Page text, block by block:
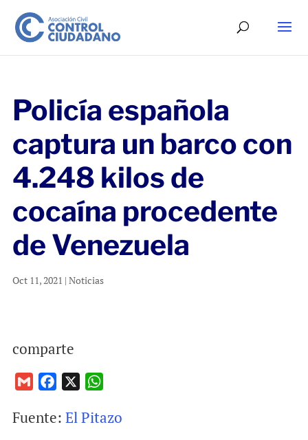
Policía española
captura un barco con
4.248 kilos de
cocaína procedente
de Venezuela
Oct 11, 2021 | Noticias
comparte
a
c
a
Fuente: El Pitazo